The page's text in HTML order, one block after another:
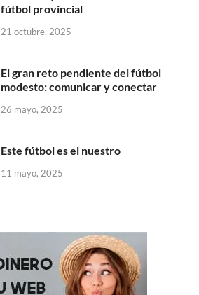
fútbol provincial
21 octubre, 2025
El gran reto pendiente del fútbol
modesto: comunicar y conectar
26 mayo, 2025
Este fútbol es el nuestro
11 mayo, 2025